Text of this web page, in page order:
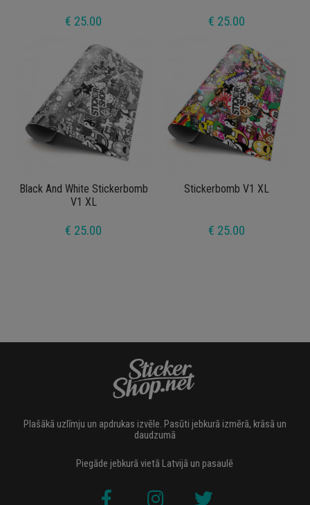
€ 25.00 € 25.00
Black And White Stickerbomb
V1 XL
€ 25.00
Stickerbomb V1 XL
€ 25.00
Plašākā uzlīmju un apdrukas izvēle. Pasūti jebkurā izmērā, krāsā un
daudzumā
Piegāde jebkurā vietā Latvijā un pasaulē